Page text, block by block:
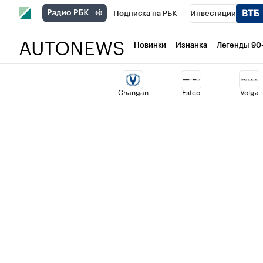
Подписка на РБК Инвестиции
Национальные проекты Город
Кредитные рейтинги Франшизы
AUTONEWS Новинки Изнанка Легенды
Changan Esteo Volga